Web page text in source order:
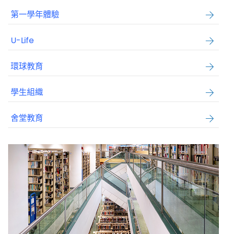
第一學年體驗
U-Life
環球教育
學生組織
舍堂教育